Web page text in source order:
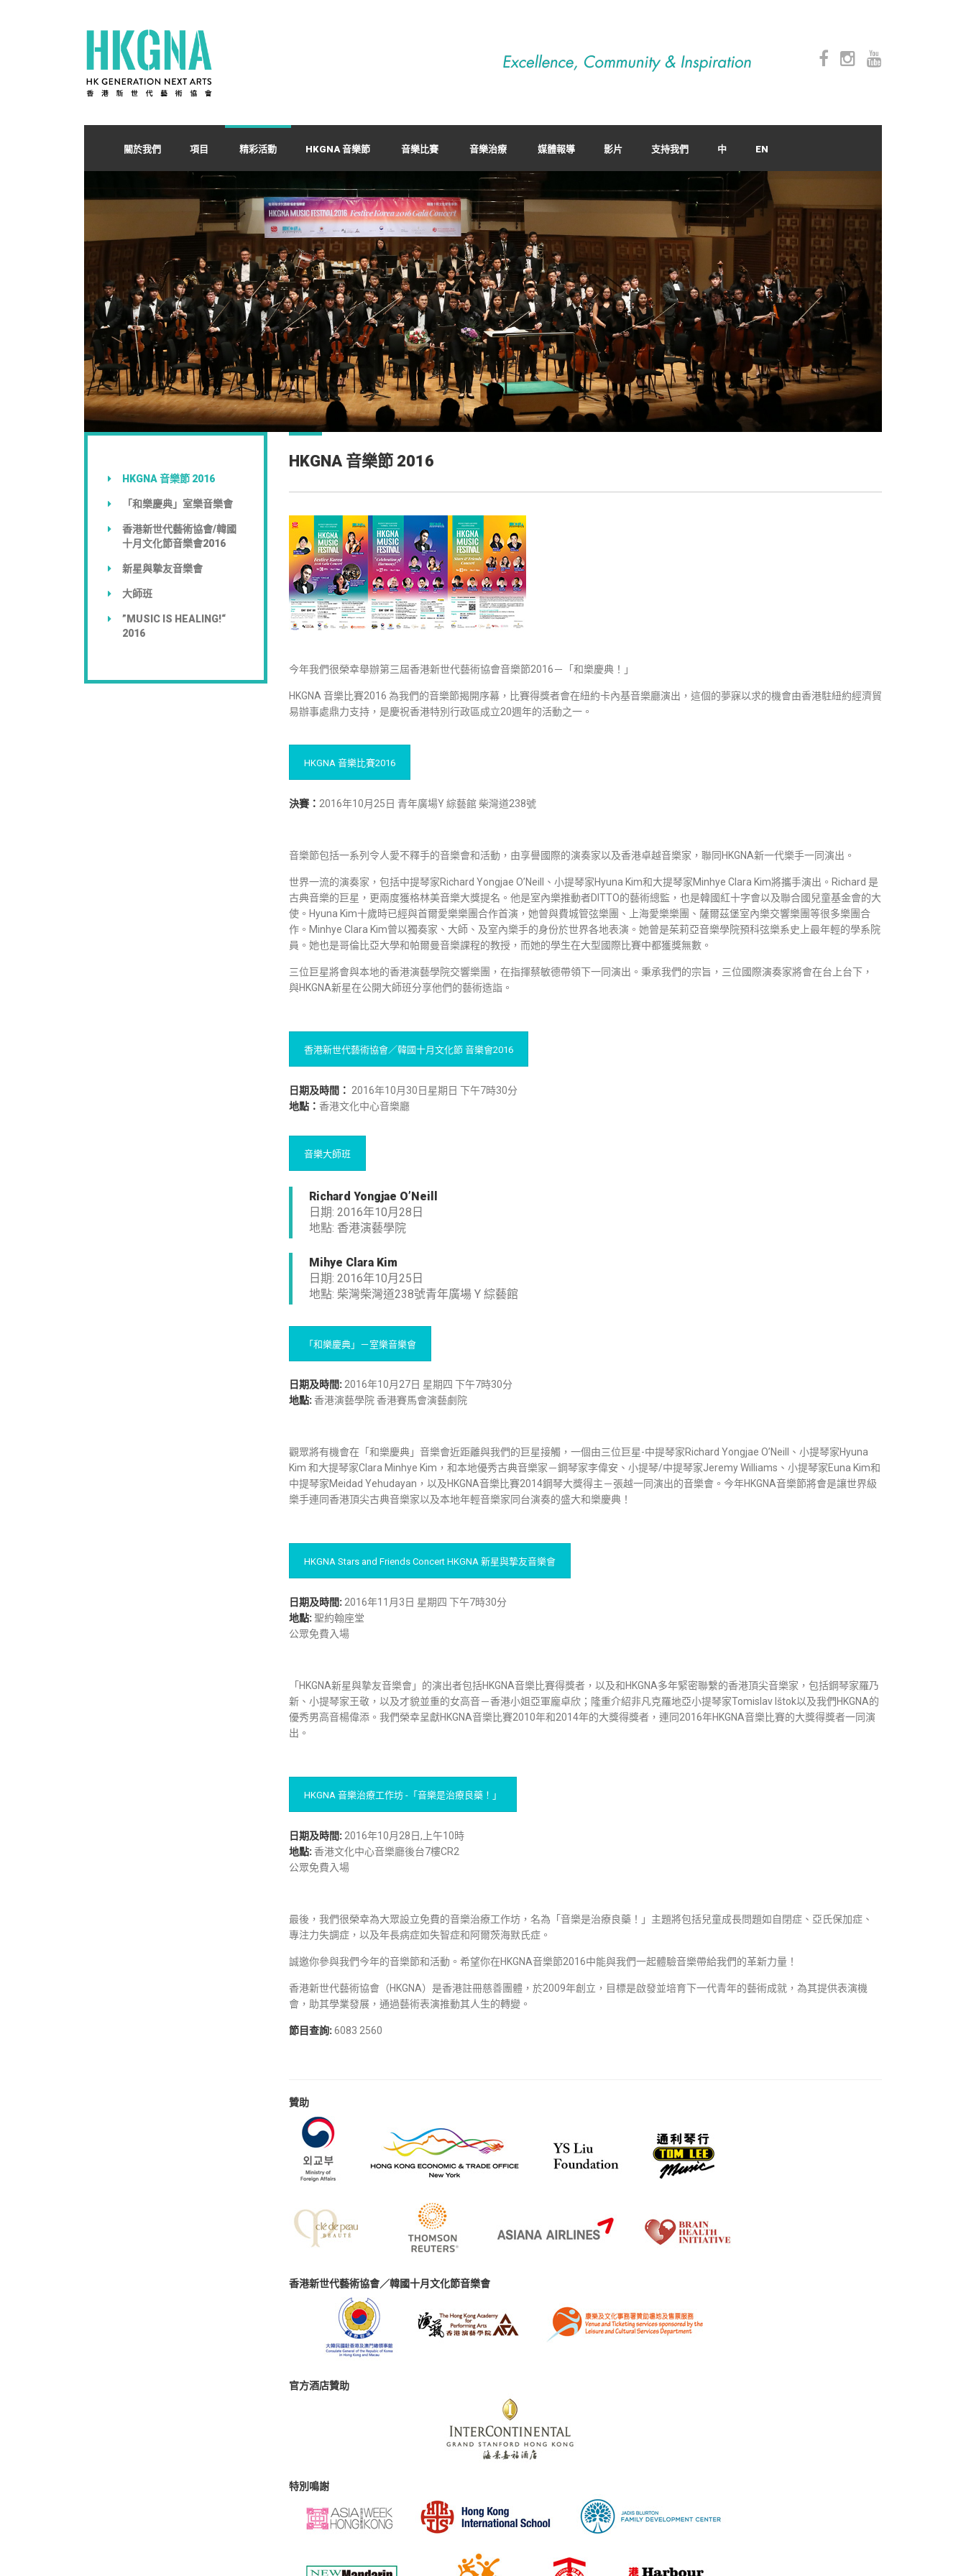
關於我們 項目 精彩活動 HKGNA 音樂節 音樂比賽 音樂治療 媒體報導 影片 支持我們 中 EN
HKGNA 音樂節 2016
「和樂慶典」室樂音樂會
香港新世代藝術協會/韓國
十月文化節音樂會2016
新星與摯友音樂會
大師班
”MUSIC IS HEALING!“
2016
HKGNA 音樂節 2016
今年我們很榮幸舉辦第三屆香港新世代藝術協會音樂節2016－「和樂慶典！」
HKGNA 音樂比賽2016 為我們的音樂節揭開序幕，比賽得獎者會在紐約卡內基音樂廳演出，這個的夢寐以求的機會由香港駐紐約經濟貿
易辦事處鼎力支持，是慶祝香港特別行政區成立20週年的活動之一。
HKGNA 音樂比賽2016
決賽： 2016年10月25日 青年廣場Y 綜藝館 柴灣道238號
音樂節包括一系列令人愛不釋手的音樂會和活動，由享譽國際的演奏家以及香港卓越音樂家，聯同HKGNA新一代樂手一同演出。
世界一流的演奏家，包括中提琴家Richard Yongjae O’Neill、小提琴家Hyuna Kim和大提琴家Minhye Clara Kim將攜手演出。Richard 是
古典音樂的巨星，更兩度獲格林美音樂大獎提名。他是室內樂推動者DITTO的藝術總監，也是韓國紅十字會以及聯合國兒童基金會的大
使。Hyuna Kim十歲時已經與首爾愛樂樂團合作首演，她曾與費城管弦樂團、上海愛樂樂團、薩爾茲堡室內樂交響樂團等很多樂團合
作。Minhye Clara Kim曾以獨奏家、大師、及室內樂手的身份於世界各地表演。她曾是茱莉亞音樂學院預科弦樂系史上最年輕的學系院
員。她也是哥倫比亞大學和帕爾曼音樂課程的教授，而她的學生在大型國際比賽中都獲獎無數。
三位巨星將會與本地的香港演藝學院交響樂團，在指揮蔡敏德帶領下一同演出。秉承我們的宗旨，三位國際演奏家將會在台上台下，
與HKGNA新星在公開大師班分享他們的藝術造詣。
香港新世代藝術協會／韓國十月文化節 音樂會2016
日期及時間 ： 2016年10月30日星期日 下午7時30分
地點： 香港文化中心音樂廳
音樂大師班
Richard Yongjae O’Neill
日期: 2016年10月28日
地點: 香港演藝學院
Mihye Clara Kim
日期: 2016年10月25日
地點: 柴灣柴灣道238號青年廣場 Y 綜藝館
「和樂慶典」－室樂音樂會
日期及時間:2016年10月27日 星期四 下午7時30分
地點:香港演藝學院 香港賽馬會演藝劇院
觀眾將有機會在「和樂慶典」音樂會近距離與我們的巨星接觸，一個由三位巨星-中提琴家Richard Yongjae O’Neill、小提琴家Hyuna
Kim 和大提琴家Clara Minhye Kim，和本地優秀古典音樂家－鋼琴家李偉安、小提琴/中提琴家Jeremy Williams、小提琴家Euna Kim和
中提琴家Meidad Yehudayan，以及HKGNA音樂比賽2014鋼琴大獎得主－張越一同演出的音樂會。今年HKGNA音樂節將會是讓世界級
樂手連同香港頂尖古典音樂家以及本地年輕音樂家同台演奏的盛大和樂慶典！
HKGNA Stars and Friends Concert HKGNA 新星與摯友音樂會
日期及時間: 2016年11月3日 星期四 下午7時30分
地點:聖約翰座堂
公眾免費入場
「HKGNA新星與摯友音樂會」的演出者包括HKGNA音樂比賽得獎者，以及和HKGNA多年緊密聯繫的香港頂尖音樂家，包括鋼琴家羅乃
新、小提琴家王敬，以及才貌並重的女高音－香港小姐亞軍龐卓欣；隆重介紹非凡克羅地亞小提琴家Tomislav Ištok以及我們HKGNA的
優秀男高音楊偉添。我們榮幸呈獻HKGNA音樂比賽2010年和2014年的大獎得獎者，連同2016年HKGNA音樂比賽的大獎得獎者一同演
出。
HKGNA 音樂治療工作坊 -「音樂是治療良藥！」
日期及時間: 2016年10月28日,上午10時
地點:香港文化中心音樂廳後台7樓CR2
公眾免費入場
最後，我們很榮幸為大眾設立免費的音樂治療工作坊，名為「音樂是治療良藥！」主題將包括兒童成長問題如自閉症、亞氏保加症、
專注力失調症，以及年長病症如失智症和阿爾茨海默氏症。
誠邀你參與我們今年的音樂節和活動。希望你在HKGNA音樂節2016中能與我們一起體驗音樂帶給我們的革新力量！
香港新世代藝術協會（HKGNA）是香港註冊慈善團體，於2009年創立，目標是啟發並培育下一代青年的藝術成就，為其提供表演機
會，助其學業發展，通過藝術表演推動其人生的轉變。
節目查詢:6083 2560
贊助
香港新世代藝術協會／韓國十月文化節音樂會
官方酒店贊助
特別鳴謝